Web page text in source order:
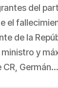
del
el
de la
ministro y
Germán...